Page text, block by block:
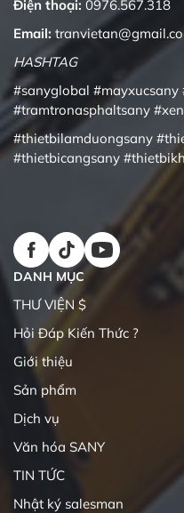
Điện thoại: 0976.567.318
Email:
HASHTAG
#sanyglobal #mayxucsany
#tramtronasphaltsany
#thietbilamduongsany
#thietbicangsany
DANH MỤC
THƯ VIỆN $
Hỏi Đáp Kiến Thức ?
Giới thiệu
Sản phẩm
Dịch vụ
Văn hóa SANY
TIN TỨC
Nhật ký salesman